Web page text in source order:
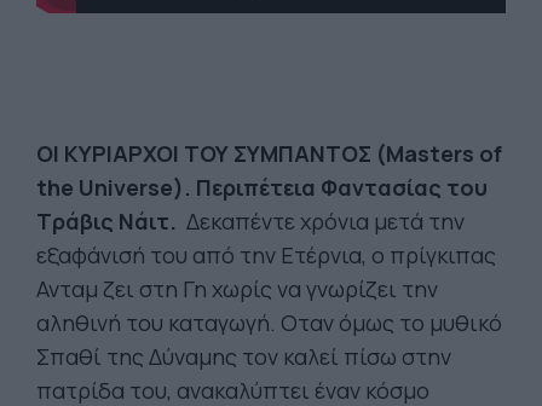
ΟΙ ΚΥΡΙΑΡΧΟΙ ΤΟΥ ΣΥΜΠΑΝΤΟΣ (Masters of
the Universe). Περιπέτεια Φαντασίας του
Τράβις Νάιτ. Δεκαπέντε χρόνια μετά την
εξαφάνισή του από την Ετέρνια, ο πρίγκιπας
Ανταμ ζει στη Γη χωρίς να γνωρίζει την
αληθινή του καταγωγή. Οταν όμως το μυθικό
Σπαθί της Δύναμης τον καλεί πίσω στην
πατρίδα του, ανακαλύπτει έναν κόσμο